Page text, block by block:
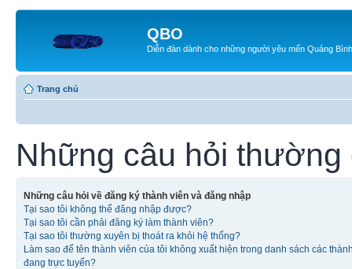
QBO
Diễn đàn dành cho những người yêu mến Quảng Bình
Trang chủ
Những câu hỏi thường
Những câu hỏi về đăng ký thành viên và đăng nhập
Tại sao tôi không thể đăng nhập được?
Tại sao tôi cần phải đăng ký làm thành viên?
Tại sao tôi thường xuyên bị thoát ra khỏi hệ thống?
Làm sao để tên thành viên của tôi không xuất hiện trong danh sách các
đang trực tuyến?